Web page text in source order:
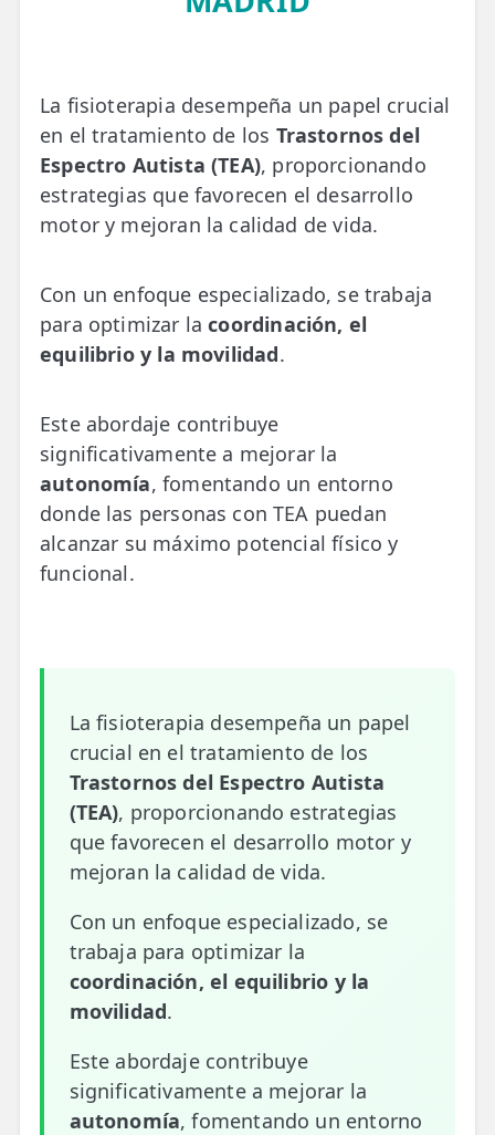
📅 Pedir Cita
📰 Blog
🏢 Empresas
🔍 Buscador Clínicas
📍 Barrio del Pilar
📍 Barrio Salamanca
📍 Carabanchel - Usera
📍 Bravo Murillo
📍 Getafe
🎁 Tarjetas Regalo
🛒 Carrito
❤️ Ofertas
☎️ 91 005 23 63
📧 Contacta
🩻 Fisioterapia Traumatológica
😧 Fisioterapia ATM
La fisioterapia desempeña un papel crucial
en el tratamiento de los Trastornos del
Espectro Autista (TEA), proporcionando
estrategias que favorecen el desarrollo
motor y mejoran la calidad de vida.
Con un enfoque especializado, se trabaja
para optimizar lacoordinación, el
equilibrio y la movilidad.
Este abordaje contribuye
significativamente a mejorar la
autonomía, fomentando un entorno
donde las personas con TEA puedan
alcanzar su máximo potencial físico y
funcional.
La fisioterapia desempeña un papel
crucial en el tratamiento de los
Trastornos del Espectro Autista
(TEA), proporcionando estrategias
que favorecen el desarrollo motor y
mejoran la calidad de vida.
Con un enfoque especializado, se
trabaja para optimizar la
coordinación, el equilibrio y la
movilidad.
Este abordaje contribuye
significativamente a mejorar la
autonomía, fomentando un entorno